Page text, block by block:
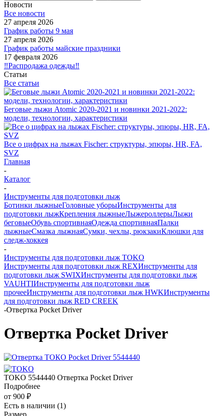
Новости
Все новости
27 апреля 2026
График работы 9 мая
27 апреля 2026
График работы майские праздники
17 февраля 2026
‼️Распродажа одежды‼️
Статьи
Все статьи
Беговые лыжи Atomic 2020-2021 и новинки 2021-2022:
модели, технологии, характеристики
Все о цифрах на лыжах Fischer: структуры, эпюры, HR, FA,
SVZ
Главная
-
Каталог
-
Инструменты для подготовки лыж
Ботинки лыжныеГоловные уборыИнструменты для
подготовки лыжКрепления лыжныеЛыжероллерыЛыжи
беговыеОбувь спортивнаяОдежда спортивнаяПалки
лыжныеСмазка лыжнаяСумки, чехлы, рюкзакиКлюшки для
следж-хоккея
-
Инструменты для подготовки лыж TOKO
Инструменты для подготовки лыж REXИнструменты для
подготовки лыж SWIXИнструменты для подготовки лыж
VAUHTIИнструменты для подготовки лыж
прочееИнструменты для подготовки лыж HWKИнструменты
для подготовки лыж RED CREEK
-Отвертка Pocket Driver
Отвертка Pocket Driver
TOKO 5544440 Отвертка Pocket Driver
Подробнее
от 900 ₽
Есть в наличии (1)
Размер